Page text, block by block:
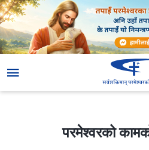
परमेश्‍वरको